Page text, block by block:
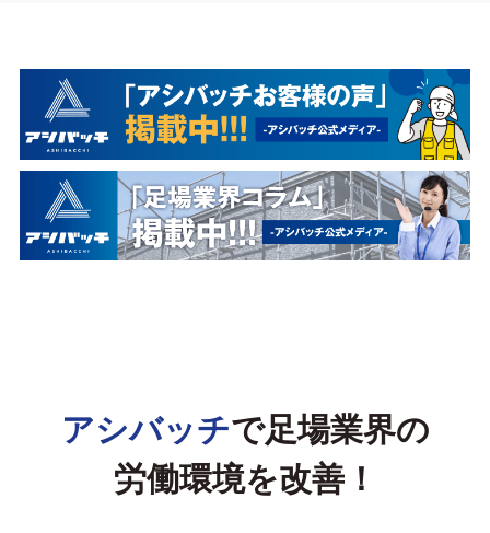
アシバッチで足場業界の
労働環境を改善！